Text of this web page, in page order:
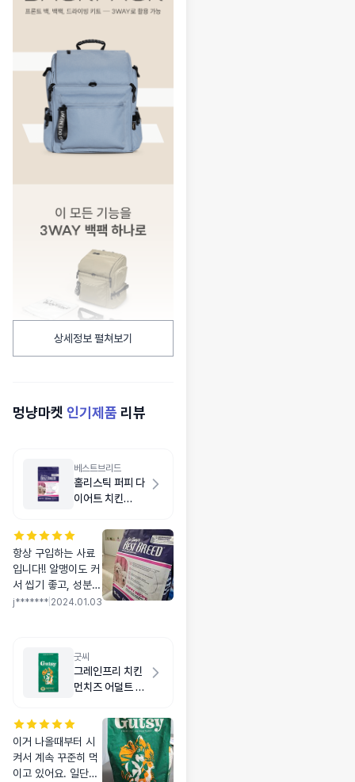
상세정보 펼쳐보기
멍냥마켓 인기제품 리뷰
베스트브리드
홀리스틱 퍼피 다
이어트 치킨
항상 구입하는 사료
입니다!! 알맹이도 커
서 씹기 좋고, 성분도
좋아서 다른 사료와
j******* 2024.01.03
굿씨
그레인프리 치킨
먼치즈 어덜트 스
이거 나올때부터 시
켜서 계속 꾸준히 먹
이고 있어요. 일단은